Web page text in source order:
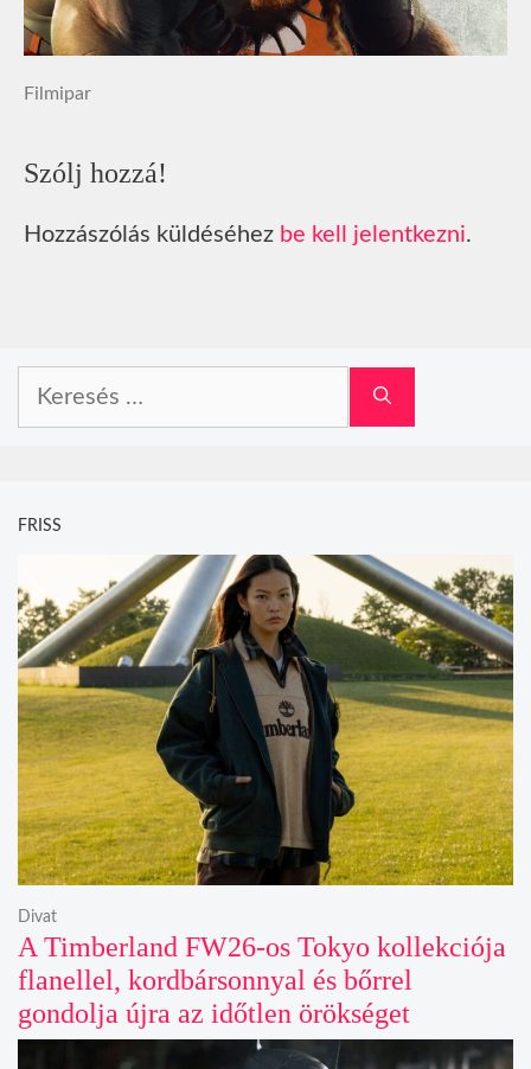
Filmipar
Szólj hozzá!
Hozzászólás küldéséhez be kell jelentkezni.
FRISS
A Timberland FW26-os Tokyo kollekciója
flanellel, kordbársonnyal és bőrrel
gondolja újra az időtlen örökséget
Divat